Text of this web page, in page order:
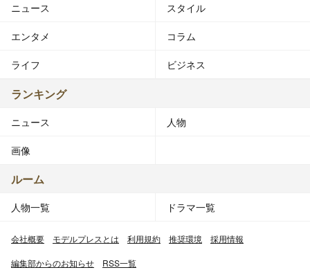
ニュース スタイル
エンタメ コラム
ライフ ビジネス
ランキング
ニュース 人物
画像
ルーム
人物一覧 ドラマ一覧
会社概要 モデルプレスとは 利用規約 推奨環境 採用情報
編集部からのお知らせ RSS一覧